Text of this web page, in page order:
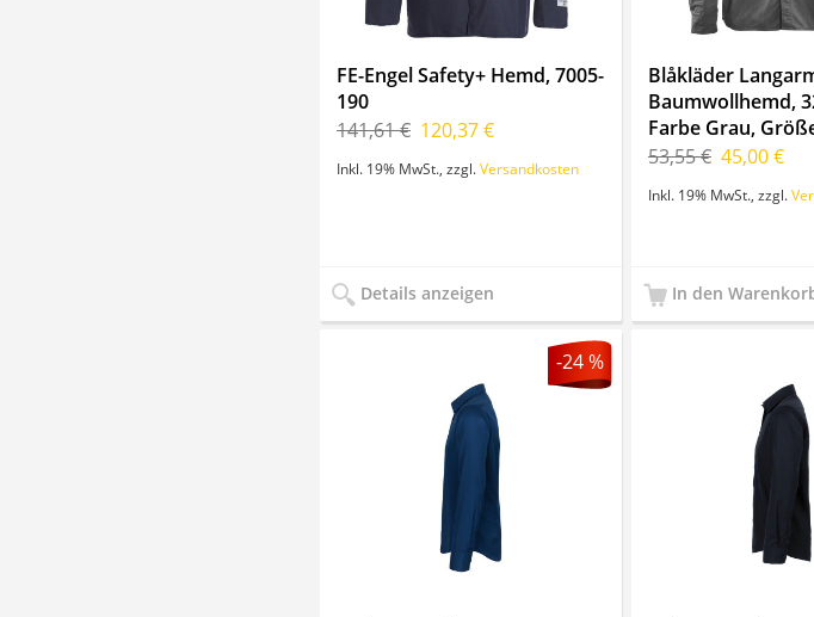
FE-Engel Safety+ Hemd, 7005-
190
141,61 € 120,37 €
Inkl. 19% MwSt. zzgl. Versandkosten
Details anzeigen
Blåkläder
Baumwollhemd,
Farbe Grau,
53,55 € 45,00 €
Inkl. 19% MwSt. zzgl.
In den
-24 %